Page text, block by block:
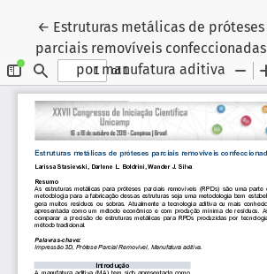
← Voltar aos Detalhes do Artigo
Estruturas metálicas de próteses
parciais removíveis confeccionadas
por manufatura aditiva